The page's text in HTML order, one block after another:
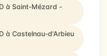
à Saint-Mézard -
à Castelnau-d'Arbieu